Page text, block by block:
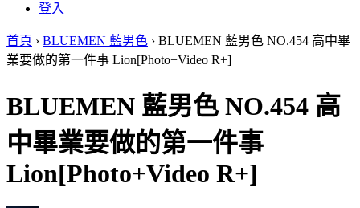
登入
首頁 › BLUEMEN 藍男色 › BLUEMEN 藍男色 NO.454 高中畢
業要做的第一件事 Lion[Photo+Video R+]
BLUEMEN 藍男色 NO.454 高
中畢業要做的第一件事
Lion[Photo+Video R+]